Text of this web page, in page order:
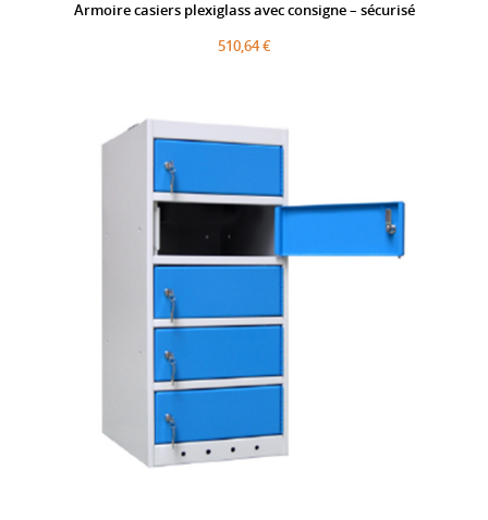
Armoire casiers plexiglass avec consigne – sécurisé
510,64 €